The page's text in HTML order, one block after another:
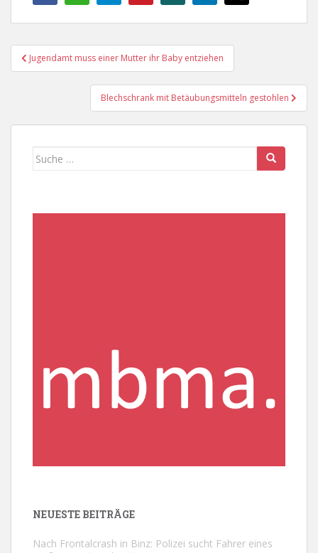
Beitragsnavigation
Jugendamt muss einer Mutter ihr Baby entziehen
Blechschrank mit Betäubungsmitteln gestohlen
Suche
NEUESTE BEITRÄGE
Nach Frontalcrash in Binz: Polizei sucht Fahrer eines